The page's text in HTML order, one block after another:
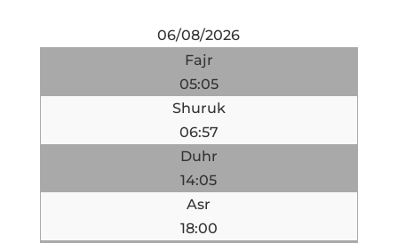
06/08/2026
Fajr
05:05
Shuruk
06:57
Duhr
14:05
Asr
18:00